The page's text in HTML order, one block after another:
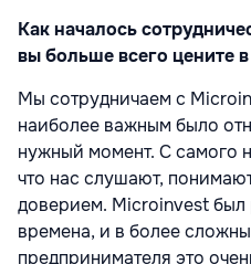
Как началось
вы больше всего цените
Мы сотрудничаем с
наиболее важным было
нужный момент. С самого
что нас слушают,
доверием. Microinvest
времена, и в более
предпринимателя это